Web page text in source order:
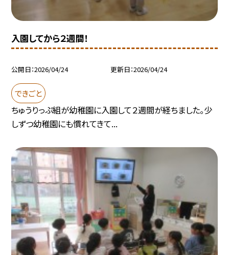
入園してから２週間！
公開日 2026/04/24 更新日 2026/04/24
できごと
ちゅうりっぷ組が幼稚園に入園して２週間が経ちました。少
しずつ幼稚園にも慣れてきて...